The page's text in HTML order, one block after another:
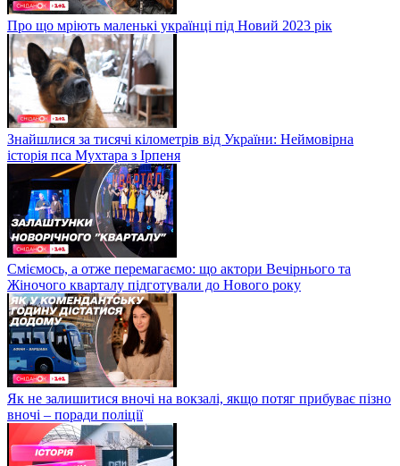
Про що мріють маленькі українці під Новий 2023 рік
Знайшлися за тисячі кілометрів від України: Неймовірна
історія пса Мухтара з Ірпеня
Сміємось, а отже перемагаємо: що актори Вечірнього та
Жіночого кварталу підготували до Нового року
Як не залишитися вночі на вокзалі, якщо потяг прибуває пізно
вночі – поради поліції